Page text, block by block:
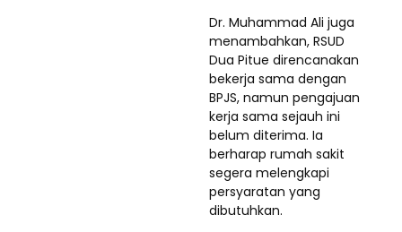
Dr. Muhammad Ali juga
menambahkan, RSUD
Dua Pitue direncanakan
bekerja sama dengan
BPJS, namun pengajuan
kerja sama sejauh ini
belum diterima. Ia
berharap rumah sakit
segera melengkapi
persyaratan yang
dibutuhkan.